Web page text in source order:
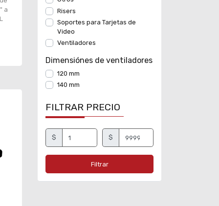
a
Risers
Soportes para Tarjetas de
Video
Ventiladores
Dimensiónes de ventiladores
120 mm
140 mm
FILTRAR PRECIO
$ $
Filtrar